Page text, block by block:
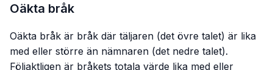
Oäkta bråk
Oäkta bråk är bråk där täljaren (det övre talet) är lika
med eller större än nämnaren (det nedre talet).
Följaktligen är bråkets totala värde lika med eller